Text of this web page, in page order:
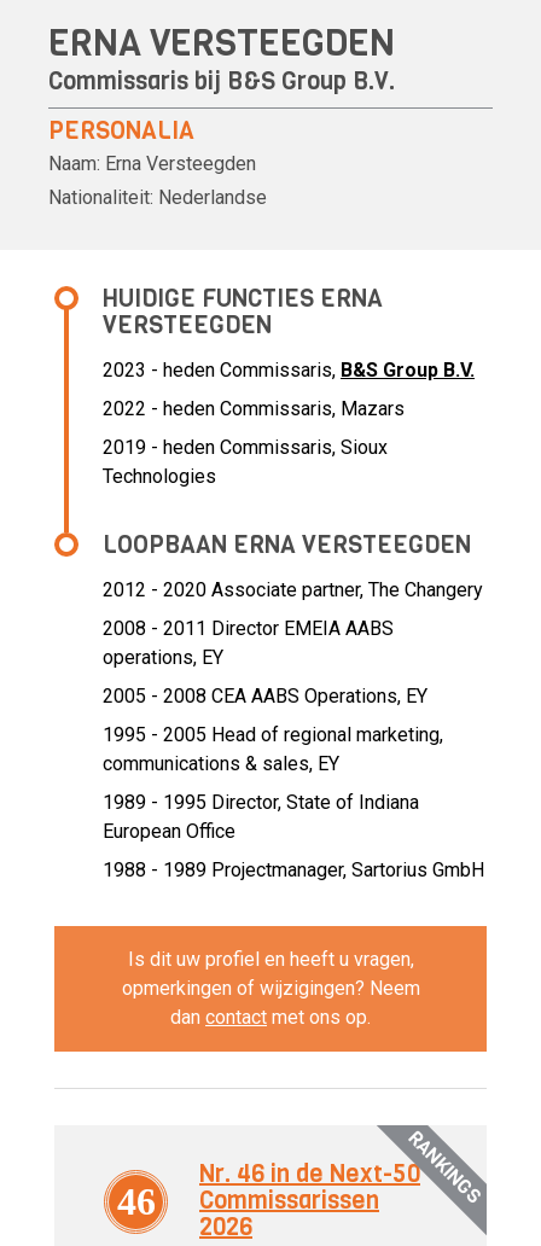
ERNA VERSTEEGDEN
Commissaris bij B&S Group B.V.
PERSONALIA
Naam: Erna Versteegden
Nationaliteit: Nederlandse
HUIDIGE FUNCTIES ERNA
VERSTEEGDEN
2023 - heden Commissaris, B&S Group B.V.
2022 - heden Commissaris, Mazars
2019 - heden Commissaris, Sioux
Technologies
LOOPBAAN ERNA VERSTEEGDEN
2012 - 2020 Associate partner, The Changery
2008 - 2011 Director EMEIA AABS
operations, EY
2005 - 2008 CEA AABS Operations, EY
1995 - 2005 Head of regional marketing,
communications & sales, EY
1989 - 1995 Director, State of Indiana
European Office
1988 - 1989 Projectmanager, Sartorius GmbH
Is dit uw profiel en heeft u vragen,
opmerkingen of wijzigingen? Neem
dan contact met ons op.
RANKINGS
46
Nr. 46 in de Next-50
Commissarissen
2026